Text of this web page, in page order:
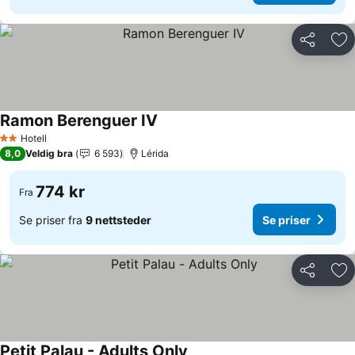
Del
2 Stjerner
Hotell
Ramon Berenguer IV
8,0 Veldig bra 6 593 Lérida
Fra 774 kr
Se priser fra 9 nettsteder Se priser
Del
Petit Palau - Adults Only